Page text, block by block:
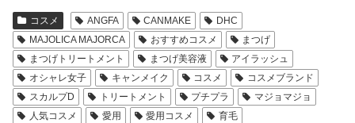
コスメ ANGFA CANMAKE
DHC
MAJOLICA MAJORCA
おすすめコスメ
まつげ
まつげトリートメント
まつげ美容液
アイラッシュ
オシャレ女子
キャンメイク コスメ
コスメブランド
スカルプD
トリートメント プチプラ
マジョマジョ
人気コスメ
愛用 愛用コスメ 育毛